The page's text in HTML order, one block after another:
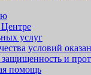
услуг
условий
и
помощь